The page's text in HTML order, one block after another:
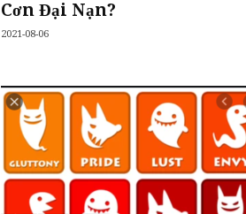
Cơn Đại Nạn?
2021-08-06